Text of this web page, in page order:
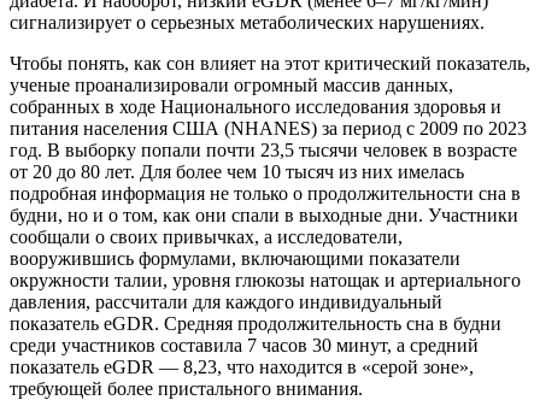
сигнализирует о серьезных метаболических нарушениях.
Чтобы понять, как сон влияет на этот критический показатель,
ученые проанализировали огромный массив данных,
собранных в ходе Национального исследования здоровья и
питания населения США (NHANES) за период с 2009 по 2023
год. В выборку попали почти 23,5 тысячи человек в возрасте
от 20 до 80 лет. Для более чем 10 тысяч из них имелась
подробная информация не только о продолжительности сна в
будни, но и о том, как они спали в выходные дни. Участники
сообщали о своих привычках, а исследователи,
вооружившись формулами, включающими показатели
окружности талии, уровня глюкозы натощак и артериального
давления, рассчитали для каждого индивидуальный
показатель eGDR. Средняя продолжительность сна в будни
среди участников составила 7 часов 30 минут, а средний
показатель eGDR — 8,23, что находится в «серой зоне»,
требующей более пристального внимания.